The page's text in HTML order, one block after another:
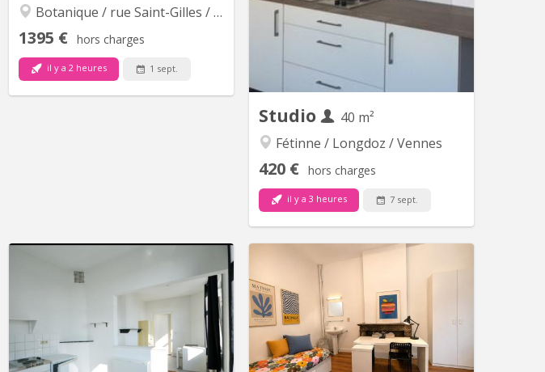
Botanique / rue Saint-Gilles / Jonfosse
1395 € hors charges
il y a 2 heures 1 sept.
de vie spacieuse et lumineuse - 3
privative pour...
Studio
40 m²
Fétinne / Longdoz / Vennes
420 € hors charges
il y a 3 heures 7 sept.
KL 9746
En face de la médiacité et ses
commerces, studio situé au
deuxièmeétage d'un immeuble calme.